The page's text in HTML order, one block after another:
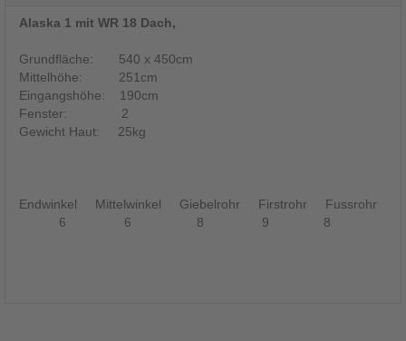
Alaska 1 mit WR 18 Dach,
Grundfläche: 540 x 450cm
Mittelhöhe: 251cm
Eingangshöhe: 190cm
Fenster: 2
Gewicht Haut: 25kg
Endwinkel Mittelwinkel Giebelrohr Firstrohr Fussrohr
6 6 8 9 8